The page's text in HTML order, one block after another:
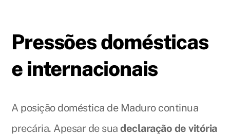
Pressões domésticas
e internacionais
A posição doméstica de Maduro continua
precária. Apesar de suadeclaração de vitória